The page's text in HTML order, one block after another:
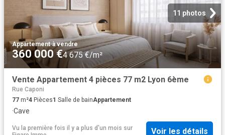
11 photos
Appartement·à vendre
360 000 €4 675 €/m²
Vente Appartement 4 pièces 77 m2 Lyon 6ème
Rue Caponi
77 m²4 Pièces1 Salle de bainAppartement
·Cave
Vu la première fois il y a plus d'un mois sur
Voir les détails